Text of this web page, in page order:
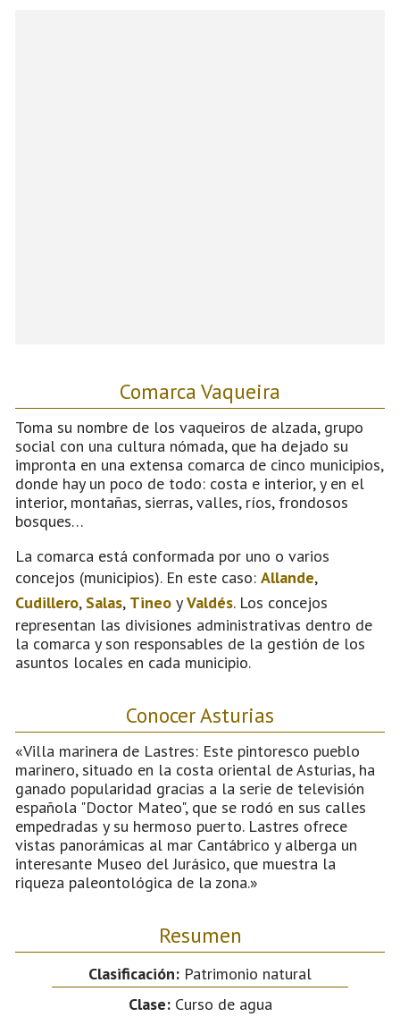
Comarca Vaqueira
Toma su nombre de los vaqueiros de alzada, grupo
social con una cultura nómada, que ha dejado su
impronta en una extensa comarca de cinco municipios,
donde hay un poco de todo: costa e interior, y en el
interior, montañas, sierras, valles, ríos, frondosos
bosques…
La comarca está conformada por uno o varios
concejos (municipios). En este caso: Allande,
Cudillero, Salas, Tineo yValdés. Los concejos
representan las divisiones administrativas dentro de
la comarca y son responsables de la gestión de los
asuntos locales en cada municipio.
Conocer Asturias
«Villa marinera de Lastres: Este pintoresco pueblo
marinero, situado en la costa oriental de Asturias, ha
ganado popularidad gracias a la serie de televisión
española "Doctor Mateo", que se rodó en sus calles
empedradas y su hermoso puerto. Lastres ofrece
vistas panorámicas al mar Cantábrico y alberga un
interesante Museo del Jurásico, que muestra la
riqueza paleontológica de la zona.»
Resumen
Clasificación: Patrimonio natural
Clase:Curso de agua